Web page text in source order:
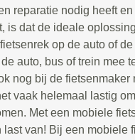
reparatie nodig heeft
is dat de ideale
op de auto of
auto, bus of trein mee
nog bij de fietsenmaker
vaak helemaal lastig
Met een mobiele
last van! Bij een mobiele